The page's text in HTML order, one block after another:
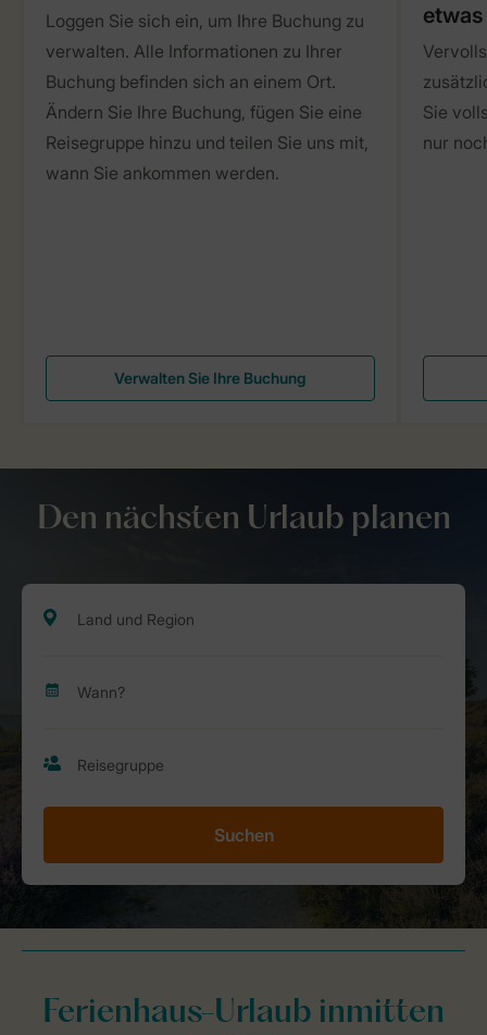
Loggen Sie sich ein, um Ihre Buchung zu
verwalten. Alle Informationen zu Ihrer
Buchung befinden sich an einem Ort.
Ändern Sie Ihre Buchung, fügen Sie eine
Reisegruppe hinzu und teilen Sie uns mit,
wann Sie ankommen werden.
Verwalten Sie Ihre Buchung
Sie
nur
Den nächsten Urlaub planen
Suchen
Ferienhaus-Urlaub inmitten